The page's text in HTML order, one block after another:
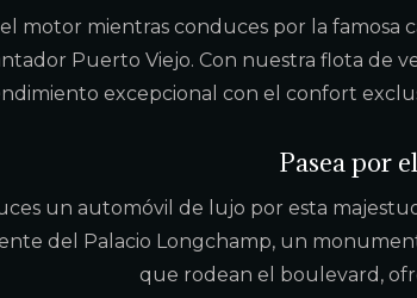
motor mientras conduces por la famosa
Puerto Viejo. Con nuestra flota de
excepcional con el confort
Pasea por
un automóvil de lujo por esta
del Palacio Longchamp, un
que rodean el boulevard,